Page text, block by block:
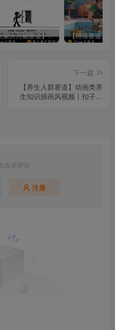
【火柴人万能赛道】火柴人心理学智能文案视频丨扣子工作流智能体搭建coze工作流
下一篇
【养生人群赛道】动画类养
生知识插画风视频丨扣子工
发表评论
注册